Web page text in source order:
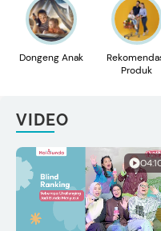
Dongeng Anak
Produk
VIDEO